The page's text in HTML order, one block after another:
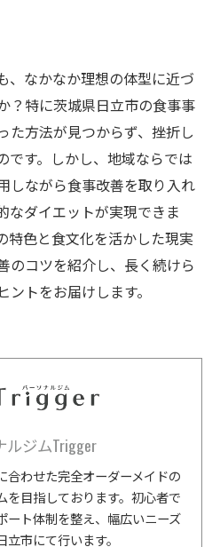
、なかなか理想の体型に近づ
？特に茨城県日立市の食事事
た方法が見つからず、挫折し
です。しかし、地域ならでは
しながら食事改善を取り入れ
なダイエットが実現できま
特色と食文化を活かした現実
のコツを紹介し、長く続けら
トをお届けします。
ルジムTrigger
合わせた完全オーダーメイドの
を目指しております。初心者で
ート体制を整え、幅広いニーズ
市にて行います。